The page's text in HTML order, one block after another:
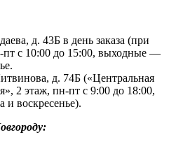
д. 43Б в день заказа (при
пт с 10:00 до 15:00, выходные —
д. 74Б («Центральная
2 этаж, пн-пт с 9:00 до 18:00,
воскресенье).